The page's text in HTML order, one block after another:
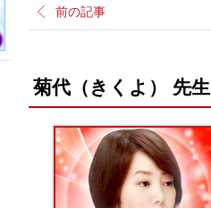
前の記事
菊代（きくよ） 先生